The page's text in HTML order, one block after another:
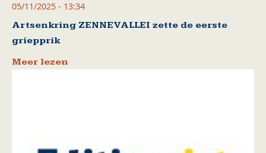
05/11/2025 - 13:34
Artsenkring ZENNEVALLEI zette de eerste
griepprik
Meer lezen